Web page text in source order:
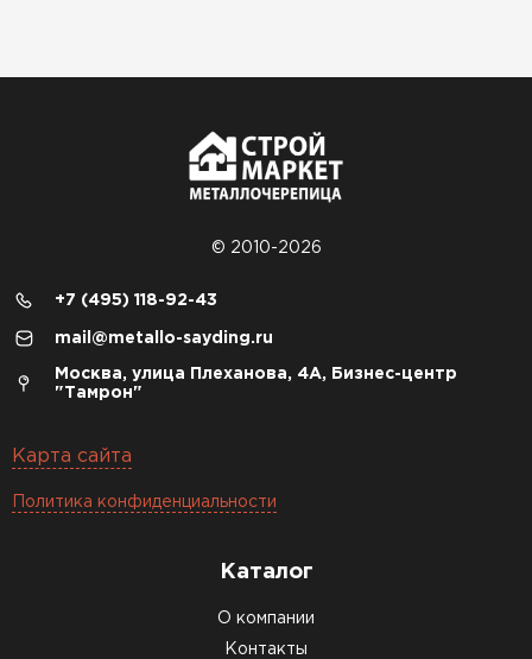
© 2010-2026
+7 (495) 118-92-43
mail@metallo-sayding.ru
Москва, улица Плеханова, 4А, Бизнес-центр
"Тамрон"
Карта сайта
Политика конфиденциальности
Каталог
О компании
Контакты